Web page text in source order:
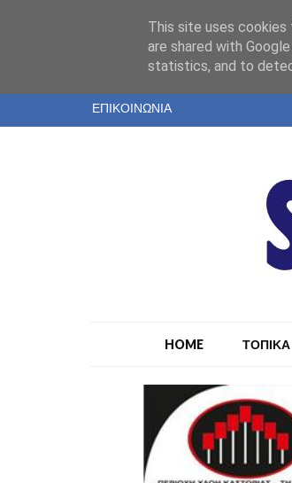
ΤΑΥΤΟΤΗΤΑ
ΕΝΤΥΠΗ ΕΚΔΟΣΗ
ΕΠΙΚΟΙΝΩΝΙΑ
HOME ΤΟΠΙΚΑ
This site uses cookies
are shared with
statistics, and to